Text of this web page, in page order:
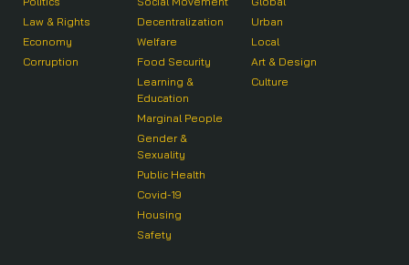
Law & Rights
Economy
Corruption
Decentralization
Welfare
Food Security
Learning &
Education
Marginal People
Gender &
Sexuality
Public Health
Covid-19
Housing
Safety
Urban
Local
Art & Design
Culture